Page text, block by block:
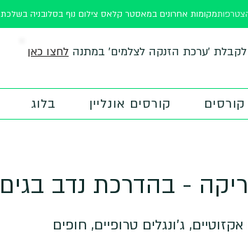
מקומות אחרונים במאסטר קלאס צילום נוף בסלובניה בשלכת
לחצו כאן 'ערכת הזנקה לצלמים' במתנה
קורסים קורסים אונליין בלוג
- בהדרכת נדב בגים
ג'ונגלים טרופיים, חופים